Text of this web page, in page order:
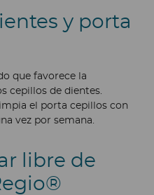
y porta
que favorece la
cepillos de dientes.
el porta cepillos con
vez por semana.
libre de